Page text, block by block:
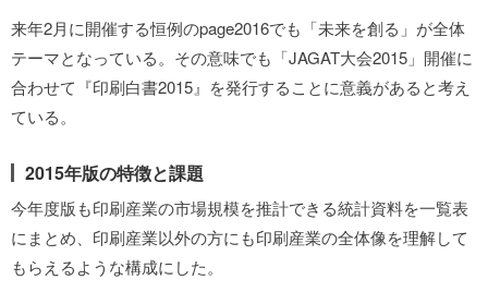
来年2月に開催する恒例のpage2016でも「未来を創る」が全体
テーマとなっている。その意味でも「JAGAT大会2015」開催に
合わせて『印刷白書2015』を発行することに意義があると考え
ている。
2015年版の特徴と課題
今年度版も印刷産業の市場規模を推計できる統計資料を一覧表
にまとめ、印刷産業以外の方にも印刷産業の全体像を理解して
もらえるような構成にした。